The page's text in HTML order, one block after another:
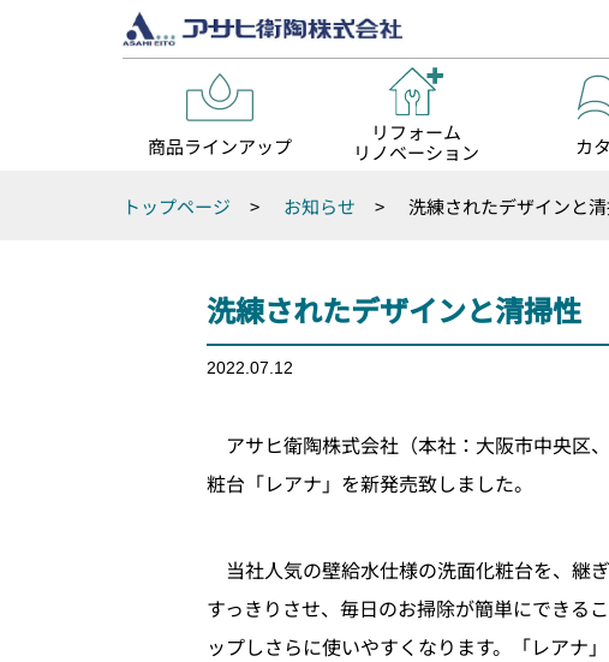
商品ラインアップ
リフォーム
リノベーション
カ
トップページ > お知らせ > 洗練されたデザインと
洗練されたデザインと清掃性
2022.07.12
アサヒ衛陶株式会社（本社：大阪市中央区
粧台「レアナ」を新発売致しました。
当社人気の壁給水仕様の洗面化粧台を、継
すっきりさせ、毎日のお掃除が簡単にできる
ップしさらに使いやすくなります。「レアナ